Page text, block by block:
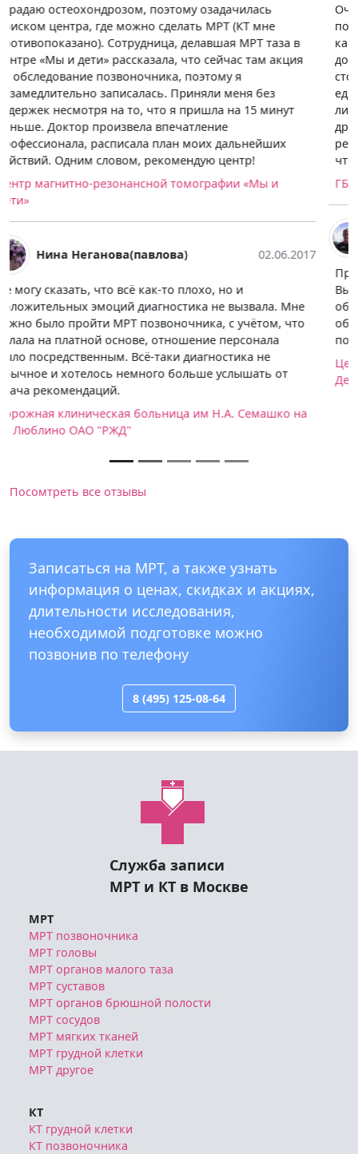
Очень советовали эту больницу мои знакомые, там
подружка рожала в роддоме и не могла нахвалиться,
как всё здорово прошло, благодаря
доброжелательному отношению и помощи со
стороны медперсонала. Но видимо, у них там
единицы врачей такие отзывчивые и понимающие,
либо только в родильном отделении и гинекологии. В
другие процедурные кабинеты и стационар не
рекомендую сунуться. Попалась на врача МРТ не то,
что не доброжелательного, а настоящего грубияна.
ГБУЗ "ГКБ им. В.П. Демихова ДЗМ"
15.04.2017
Выбирал по цене и расположению. Претензий к
обслуживанию нет, может только что само
обследование продолжительное по времени, но я так
понимаю это специфика оборудования. Рекомендую.
Центр магнитно-резонансной томографии «Мы и
Дети»
Посомтреть все отзывы
информация о ценах, скидках и акциях,
длительности исследования,
необходимой подготовке можно
позвонив по телефону
8 (495) 125-08-64
Служба записи
МРТ позвоночника
МРТ органов малого таза
МРТ суставов
МРТ органов брюшной полости
МРТ сосудов
МРТ мягких тканей
МРТ грудной клетки
МРТ другое
КТ
КТ грудной клетки
КТ головы и шеи
КТ органов брюшной полости
КТ сосудов